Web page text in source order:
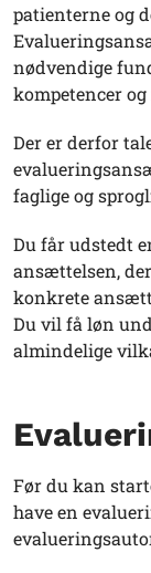
patienterne og
nødvendige
kompetencer
Der er derfor
faglige og
Du får udstedt
ansættelsen,
konkrete
Du vil få løn
almindelige
Før du kan
have en